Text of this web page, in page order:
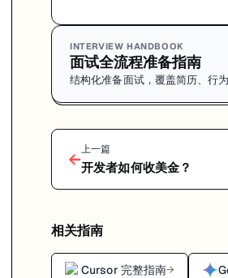
INTERVIEW HANDBOOK
面试全流程准备指南
结构化准备面试，覆盖简历、行为
←上一篇
开发者如何收美金？
相关指南
Cursor 完整指南→